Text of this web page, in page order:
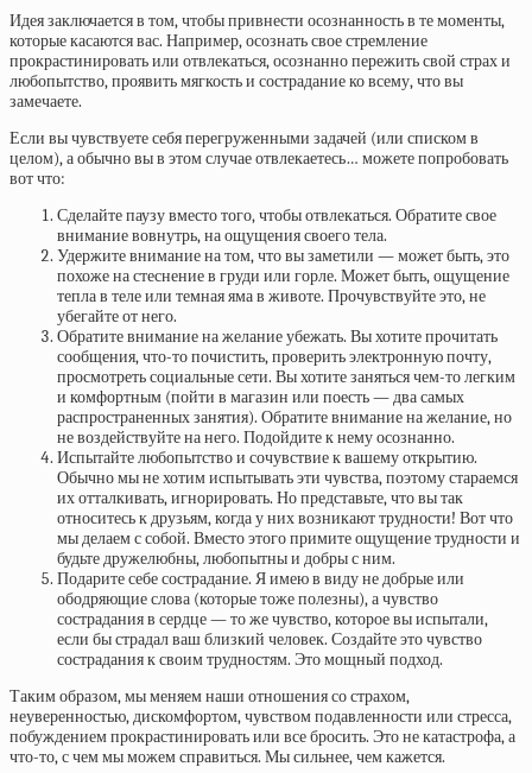
Идея заключается в том, чтобы привнести осознанность в те моменты,
которые касаются вас. Например, осознать свое стремление
прокрастинировать или отвлекаться, осознанно пережить свой страх и
любопытство, проявить мягкость и сострадание ко всему, что вы
замечаете.
Если вы чувствуете себя перегруженными задачей (или списком в
целом), а обычно вы в этом случае отвлекаетесь… можете попробовать
вот что:
Сделайте паузу вместо того, чтобы отвлекаться. Обратите свое
внимание вовнутрь, на ощущения своего тела.
Удержите внимание на том, что вы заметили — может быть, это
похоже на стеснение в груди или горле. Может быть, ощущение
тепла в теле или темная яма в животе. Прочувствуйте это, не
убегайте от него.
Обратите внимание на желание убежать. Вы хотите прочитать
сообщения, что-то почистить, проверить электронную почту,
просмотреть социальные сети. Вы хотите заняться чем-то легким
и комфортным (пойти в магазин или поесть — два самых
распространенных занятия). Обратите внимание на желание, но
не воздействуйте на него. Подойдите к нему осознанно.
Испытайте любопытство и сочувствие к вашему открытию.
Обычно мы не хотим испытывать эти чувства, поэтому стараемся
их отталкивать, игнорировать. Но представьте, что вы так
относитесь к друзьям, когда у них возникают трудности! Вот что
мы делаем с собой. Вместо этого примите ощущение трудности и
будьте дружелюбны, любопытны и добры с ним.
Подарите себе сострадание. Я имею в виду не добрые или
ободряющие слова (которые тоже полезны), а чувство
сострадания в сердце — то же чувство, которое вы испытали,
если бы страдал ваш близкий человек. Создайте это чувство
сострадания к своим трудностям. Это мощный подход.
Таким образом, мы меняем наши отношения со страхом,
неуверенностью, дискомфортом, чувством подавленности или стресса,
побуждением прокрастинировать или все бросить. Это не катастрофа, а
что-то, с чем мы можем справиться. Мы сильнее, чем кажется.